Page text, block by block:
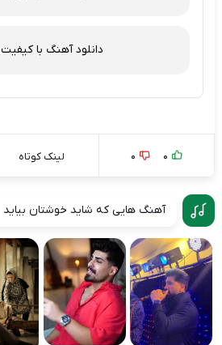
دانلود آهنگ با کیفیت 320
0
0 لینک کوتاه
آهنگ هایی که شاید خوشتان بیاید